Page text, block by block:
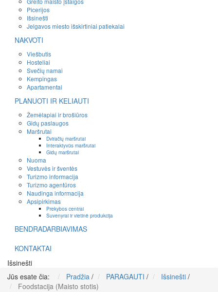
Picerijos
Išsinešti
Jelgavos miesto išskirtiniai patiekalai
NAKVOTI
Viešbutis
Hosteliai
Svečių namai
Kempingas
Apartamentai
PLANUOTI IR KELIAUTI
Žemėlapiai ir brošiūros
Gidų paslaugos
Maršrutai
Dviračių maršrutai
Interaktyvūs maršrutai
Gidų maršrutai
Nuoma
Vestuvės ir šventės
Turizmo informacija
Turizmo agentūros
Naudinga informacija
Apsipirkimas
Prekybos centrai
Suvenyrai ir vietinė produkcija
BENDRADARBIAVIMAS
KONTAKTAI
Išsinešti
Jūs esate čia:
Pradžia / PARAGAUTI / Išsinešti /
Foodstacija (Maisto stotis)